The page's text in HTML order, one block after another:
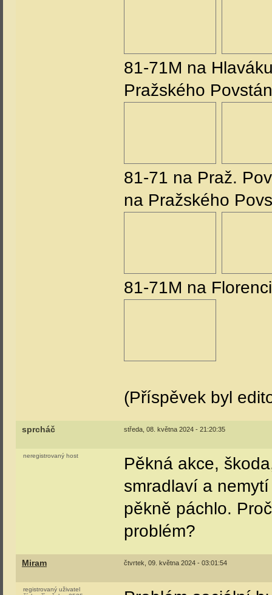
81-71M na
Pražského
81-71 na Praž.
na Pražského
81-71M na Florenci
(Příspěvek byl
sprcháč středa, 08. května 2024 - 21:20:35
neregistrovaný host
Pěkná akce,
smradlaví a
pěkně páchlo.
problém?
Miram čtvrtek, 09. května 2024 - 03:01:54
registrovaný uživatel